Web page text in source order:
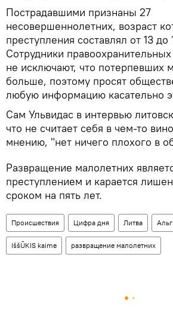
Пострадавшими признаны 27
несовершеннолетних, возраст
преступления составлял от 13 до
Сотрудники
не исключают, что потерпевших
больше, поэтому просят
любую информацию касательно
Сам Ульвидас в интервью
что не считает себя в чем-то
мнению, "нет ничего плохого в
Развращение малолетних
преступлением и карается
сроком на пять лет.
Происшествия Цифра дня Литва
IššŪKIS kaime развращение малолетних